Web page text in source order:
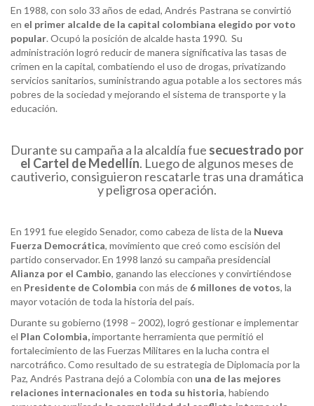
En 1988, con solo 33 años de edad, Andrés Pastrana se convirtió
en el primer alcalde de la capital colombiana elegido por voto
popular. Ocupó la posición de alcalde hasta 1990. Su
administración logró reducir de manera significativa las tasas de
crimen en la capital, combatiendo el uso de drogas, privatizando
servicios sanitarios, suministrando agua potable a los sectores más
pobres de la sociedad y mejorando el sistema de transporte y la
educación.
Durante su campaña a la alcaldía fue secuestrado por
el Cartel de Medellín. Luego de algunos meses de
cautiverio, consiguieron rescatarle tras una dramática
y peligrosa operación.
En 1991 fue elegido Senador, como cabeza de lista de la Nueva
Fuerza Democrática, movimiento que creó como escisión del
partido conservador. En 1998 lanzó su campaña presidencial
Alianza por el Cambio, ganando las elecciones y convirtiéndose
en Presidente de Colombia con más de 6 millones devotos, la
mayor votación de toda la historia del país.
Durante su gobierno (1998 – 2002), logró gestionar e implementar
el Plan Colombia,importante herramienta que permitió el
fortalecimiento de las Fuerzas Militares en la lucha contra el
narcotráfico. Como resultado de su estrategia de Diplomacia por la
Paz, Andrés Pastrana dejó a Colombia con una de las mejores
relaciones internacionales en toda su historia, habiendo